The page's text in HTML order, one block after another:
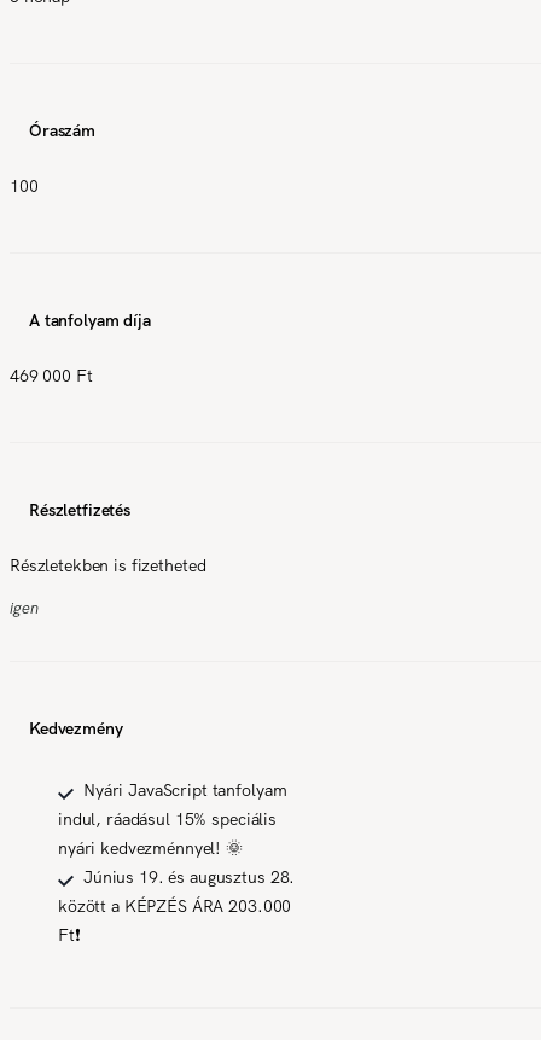
Óraszám
100
A tanfolyam díja
469 000 Ft
Részletfizetés
Részletekben is fizetheted
igen
Kedvezmény
Nyári JavaScript tanfolyam
indul, ráadásul 15% speciális
nyári kedvezménnyel! 🌞
Június 19. és augusztus 28.
között a KÉPZÉS ÁRA 203.000
Ft❗